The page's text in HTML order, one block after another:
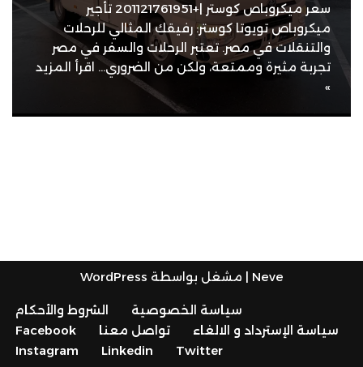
سعر ميكروباص كوستر |+201121761951 تأجير
ميكروباص تويوتا كوستر: رفيقك المثالي للرحلات
والتنقلات في مصر. تعتبر الرحلات والسفر في مصر
تجربة مثيرة وممتعة، ولكن من الضروري… اقرأ المزيد
»
Neve | مشغل بواسطة WordPress
سياسة الخصوصية
الشروط والأحكام
سياسة الإسترداد و الالغاء
تواصل معنا
Facebook
Twitter
Linkedin
Instagram